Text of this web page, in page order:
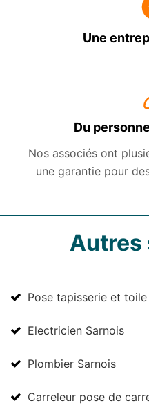
Une
Du
Nos associés ont
une garantie pour
Autres
Pose tapisserie et
Electricien Sarnois
Plombier Sarnois
Carreleur pose de